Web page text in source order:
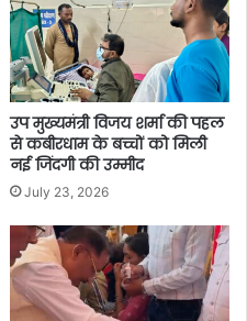
उप मुख्यमंत्री विजय शर्मा की पहल
से कबीरधाम के बच्चों को मिली
नई जिंदगी की उम्मीद
July 23, 2026